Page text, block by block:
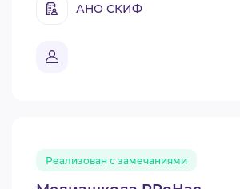
АНО СКИФ
Реализован с замечаниями